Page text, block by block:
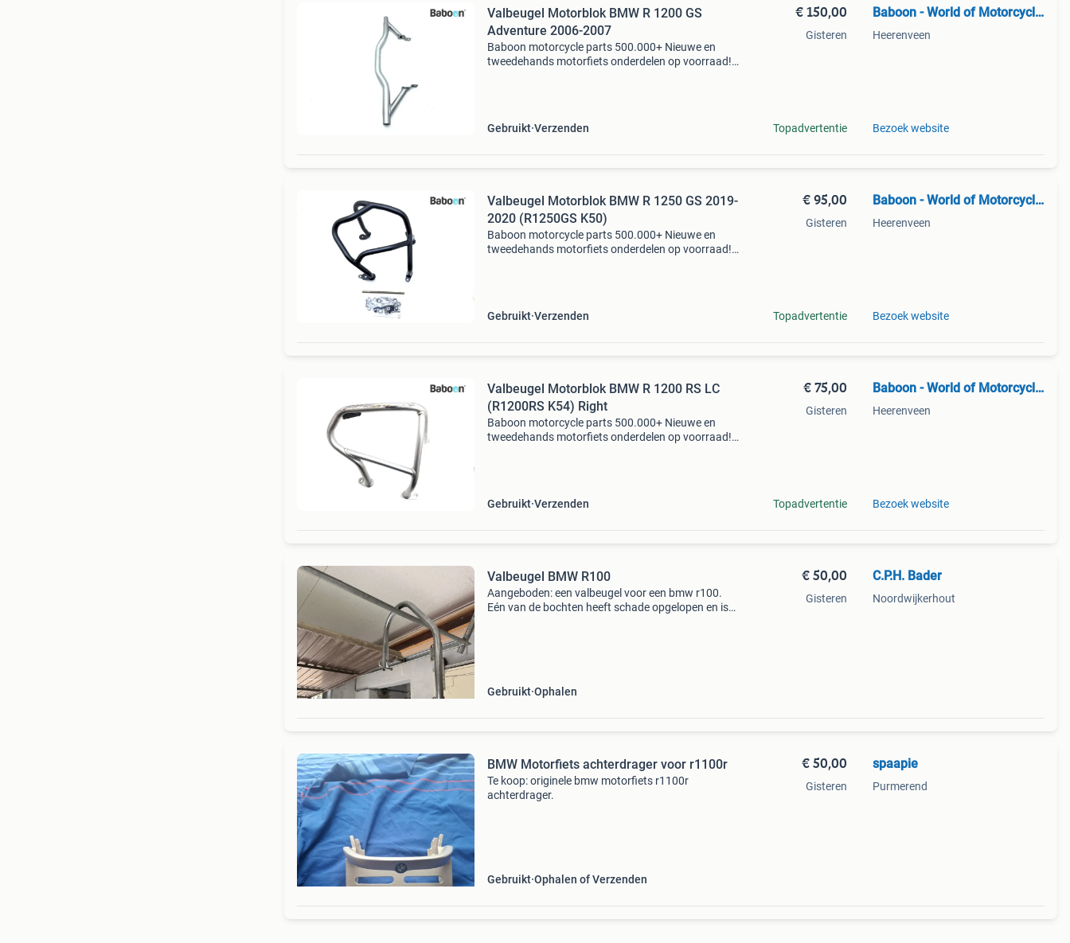
Valbeugel Motorblok BMW R 1200 GS
Adventure 2006-2007
Baboon motorcycle parts 500.000+ Nieuwe en
tweedehands motorfiets onderdelen op voorraad!
Gebruikt Verzenden
€ 150,00
Gisteren
Topadvertentie
Baboon - World of Motorcycle Parts
Heerenveen
Bezoek website
Valbeugel Motorblok BMW R 1250 GS 2019-
2020 (R1250GS K50)
Baboon motorcycle parts 500.000+ Nieuwe en
tweedehands motorfiets onderdelen op voorraad!
Gebruikt Verzenden
€ 95,00
Gisteren
Topadvertentie
Baboon - World of Motorcycle Parts
Heerenveen
Bezoek website
Valbeugel Motorblok BMW R 1200 RS LC
(R1200RS K54) Right
Baboon motorcycle parts 500.000+ Nieuwe en
tweedehands motorfiets onderdelen op voorraad!
Gebruikt Verzenden
€ 75,00
Gisteren
Topadvertentie
Baboon - World of Motorcycle Parts
Heerenveen
Bezoek website
Valbeugel BMW R100
Aangeboden: een valbeugel voor een bmw r100.
Eén van de bochten heeft schade opgelopen en is
Gebruikt Ophalen
€ 50,00
Gisteren
C.P.H. Bader
Noordwijkerhout
BMW Motorfiets achterdrager voor r1100r
Te koop: originele bmw motorfiets r1100r
achterdrager.
Gebruikt Ophalen of Verzenden
€ 50,00
Gisteren
spaapie
Purmerend